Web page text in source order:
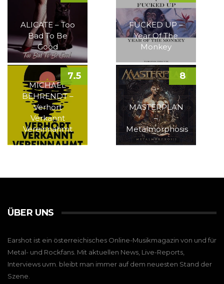
ALICATE – Too
Bad To Be
Good
FUCKED UP –
Year Of The
Monkey
MICHAEL
BEHRENDT –
Verhört
Verkannt
Vereinnahmt
7.5
MASTERPLAN
–
Metalmorphosis
8
ÜBER UNS
Earshot ist ein österreichisches Online-Musikmagazin von und für
Metal- und Rockfans. Mit aktuellen News, Live-Reports,
Interviews uvm. bleibt man immer auf dem neuesten Stand der
Szene.